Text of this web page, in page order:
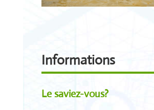
Informations
Le saviez-vous?